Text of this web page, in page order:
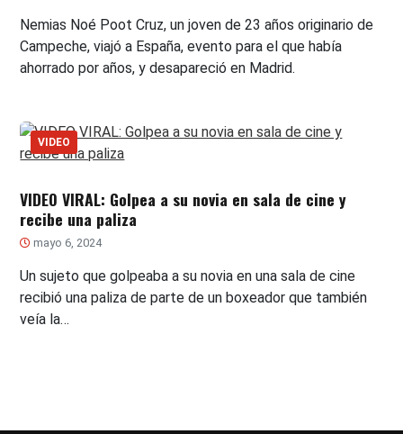
Nemias Noé Poot Cruz, un joven de 23 años originario de
Campeche, viajó a España, evento para el que había
ahorrado por años, y desapareció en Madrid.
VIDEO
VIDEO VIRAL: Golpea a su novia en sala de cine y
recibe una paliza
mayo 6, 2024
Un sujeto que golpeaba a su novia en una sala de cine
recibió una paliza de parte de un boxeador que también
veía la…